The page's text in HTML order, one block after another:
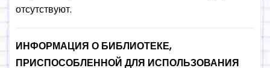
отсутствуют.
ИНФОРМАЦИЯ О БИБЛИОТЕКЕ,
ПРИСПОСОБЛЕННОЙ ДЛЯ ИСПОЛЬЗОВАНИЯ